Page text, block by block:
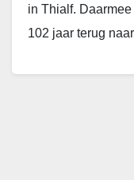
in Thialf.
102 jaar terug